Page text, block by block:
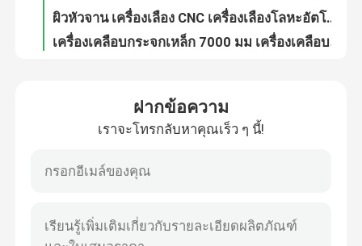
ติดต่อเรา
เครื่องเคลือบถัง
ฝากข้อความ
เราจะโทรกลับหาคุณเร็ว ๆ นี้!